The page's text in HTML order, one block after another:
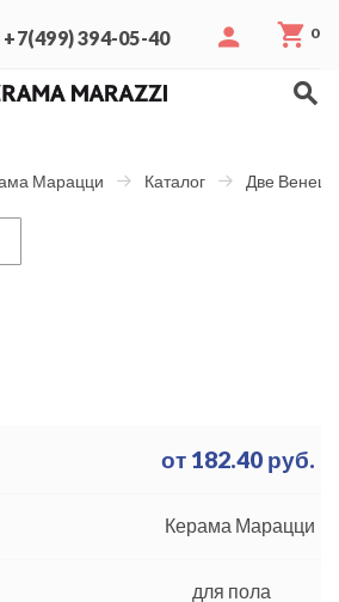
+7(499) 394-05-40 0
Марацци Каталог Две
от 182.40 руб.
Керама Марацци
для пола